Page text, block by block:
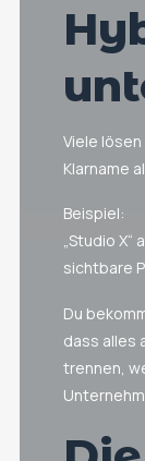
Viele lösen
Klarname
Beispiel:
„Studio X“
sichtbare
Du
dass alles
trennen,